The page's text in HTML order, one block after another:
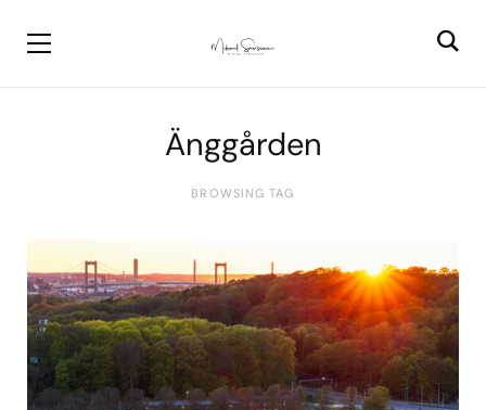
Änggården
BROWSING TAG